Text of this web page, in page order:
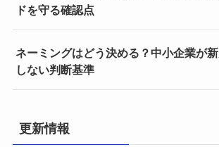
ドを守る確認点
ネーミングはどう決める？中小企業が
しない判断基準
更新情報